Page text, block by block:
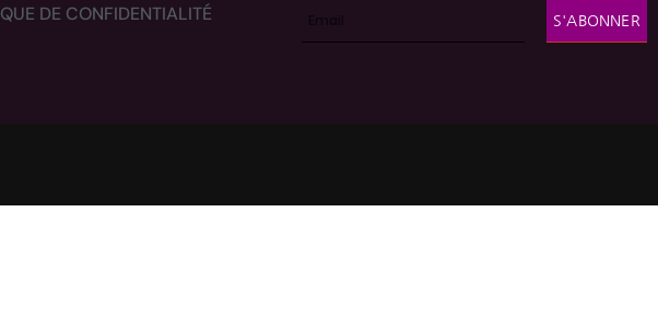
DE CONFIDENTIALITÉ
S'ABONNER